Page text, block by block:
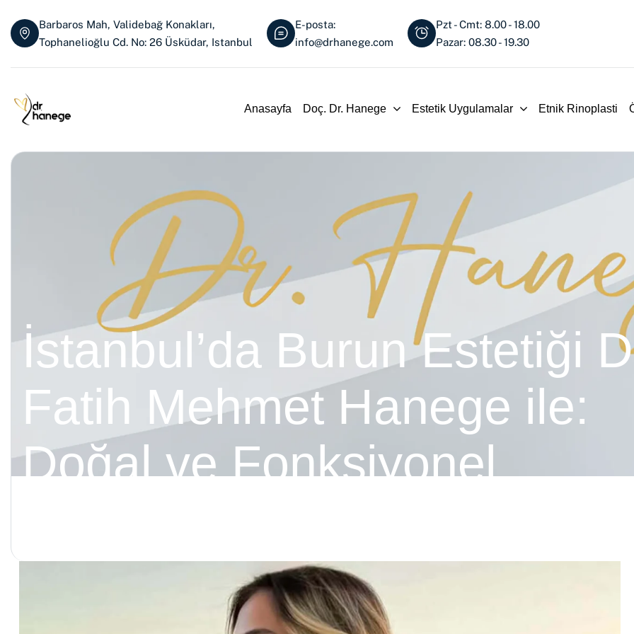
Barbaros Mah, Validebağ Konakları,
Tophanelioğlu Cd. No: 26 Üsküdar, Istanbul
E-posta:
info@drhanege.com
Pzt - Cmt: 8.00 - 18.00
Pazar: 08.30 - 19.30
Anasayfa Doç. Dr. Hanege Estetik Uygulamalar Etnik Rinoplasti
İstanbul’da Burun Estetiği
Fatih Mehmet Hanege ile:
Doğal ve Fonksiyonel